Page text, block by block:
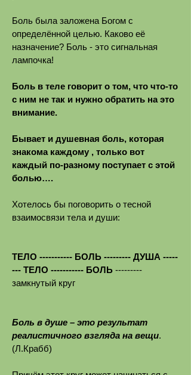
Боль была заложена Богом с
определённой целью. Каково её
назначение? Боль - это сигнальная
лампочка!
Боль в теле говорит о том, что что-то
с ним не так и нужно обратить на это
внимание.
Бывает и душевная боль, которая
знакома каждому , только вот
каждый по-разному поступает с этой
болью….
Хотелось бы поговорить о тесной
взаимосвязи тела и души:
ТЕЛО ----------- БОЛЬ --------- ДУША -----
--- ТЕЛО ----------- БОЛЬ ---------
замкнутый круг
Боль в душе – это результат
реалистичного взгляда на вещи.
(Л.Крабб)